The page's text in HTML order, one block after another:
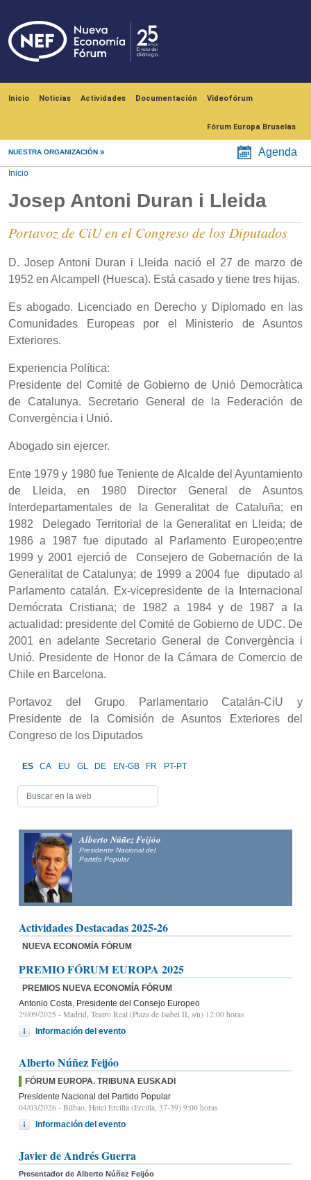
Inicio Noticias Actividades Documentación Videofórum
Fórum Europa Bruselas
NUESTRA ORGANIZACIÓN Agenda
Inicio
Josep Antoni Duran i Lleida
Portavoz de CiU en el Congreso de los Diputados
D. Josep Antoni Duran i Lleida nació el 27 de marzo de
1952 en Alcampell (Huesca). Está casado y tiene tres hijas.
Es abogado. Licenciado en Derecho y Diplomado en las
Comunidades Europeas por el Ministerio de Asuntos
Exteriores.
Experiencia Política:
Presidente del Comité de Gobierno de Unió Democràtica
de Catalunya. Secretario General de la Federación de
Convergència i Unió.
Abogado sin ejercer.
Ente 1979 y 1980 fue Teniente de Alcalde del Ayuntamiento
de Lleida, en 1980 Director General de Asuntos
Interdepartamentales de la Generalitat de Cataluña; en
1982 Delegado Territorial de la Generalitat en Lleida; de
1986 a 1987 fue diputado al Parlamento Europeo;entre
1999 y 2001 ejerció de Consejero de Gobernación de la
Generalitat de Catalunya; de 1999 a 2004 fue diputado al
Parlamento catalán. Ex-vicepresidente de la Internacional
Demócrata Cristiana; de 1982 a 1984 y de 1987 a la
actualidad: presidente del Comité de Gobierno de UDC. De
2001 en adelante Secretario General de Convergència i
Unió. Presidente de Honor de la Cámara de Comercio de
Chile en Barcelona.
Portavoz del Grupo Parlamentario Catalán-CiU y
Presidente de la Comisión de Asuntos Exteriores del
Congreso de los Diputados
ES CA EU GL DE EN-GB FR PT-PT
Alberto Núñez Feijóo
Presidente Nacional del
Partido Popular
Actividades Destacadas 2025-26
NUEVA ECONOMÍA FÓRUM
PREMIO FÓRUM EUROPA 2025
PREMIOS NUEVA ECONOMÍA FÓRUM
Antonio Costa, Presidente del Consejo Europeo
29/09/2025 - Madrid, Teatro Real (Plaza de Isabel II, s/n) 12:00 horas
Información del evento
Alberto Núñez Feijóo
FÓRUM EUROPA. TRIBUNA EUSKADI
Presidente Nacional del Partido Popular
04/03/2026 - Bilbao, Hotel Ercilla (Ercilla, 37-39) 9:00 horas
Información del evento
Javier de Andrés Guerra
Presentador de Alberto Núñez Feijóo